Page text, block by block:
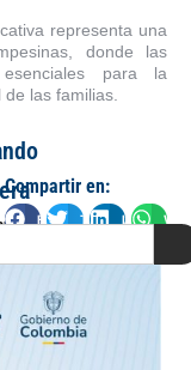
representa una
donde las
para la
las familias.
Compartir en:
FacebookTwitterLinkedIn